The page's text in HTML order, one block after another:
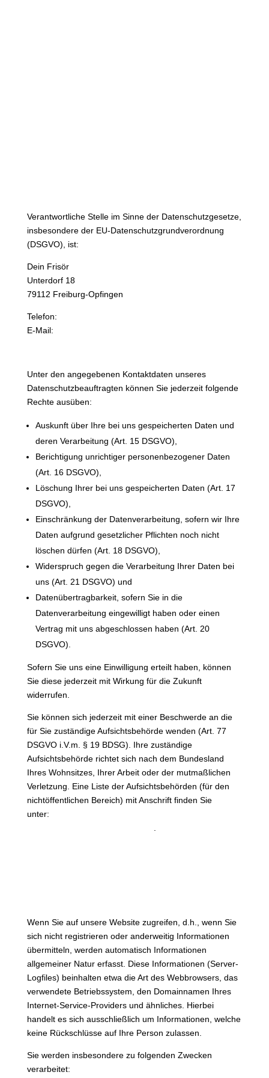
Verantwortliche Stelle im Sinne der Datenschutzgesetze,
insbesondere der EU-Datenschutzgrundverordnung
(DSGVO), ist:
Dein Frisör
Unterdorf 18
79112 Freiburg-Opfingen
Telefon:
E-Mail:
Unter den angegebenen Kontaktdaten unseres
Datenschutzbeauftragten können Sie jederzeit folgende
Rechte ausüben:
Auskunft über Ihre bei uns gespeicherten Daten und
deren Verarbeitung (Art. 15 DSGVO),
Berichtigung unrichtiger personenbezogener Daten
(Art. 16 DSGVO),
Löschung Ihrer bei uns gespeicherten Daten (Art. 17
DSGVO),
Einschränkung der Datenverarbeitung, sofern wir Ihre
Daten aufgrund gesetzlicher Pflichten noch nicht
löschen dürfen (Art. 18 DSGVO),
Widerspruch gegen die Verarbeitung Ihrer Daten bei
uns (Art. 21 DSGVO) und
Datenübertragbarkeit, sofern Sie in die
Datenverarbeitung eingewilligt haben oder einen
Vertrag mit uns abgeschlossen haben (Art. 20
DSGVO).
Sofern Sie uns eine Einwilligung erteilt haben, können
Sie diese jederzeit mit Wirkung für die Zukunft
widerrufen.
Sie können sich jederzeit mit einer Beschwerde an die
für Sie zuständige Aufsichtsbehörde wenden (Art. 77
DSGVO i.V.m. § 19 BDSG). Ihre zuständige
Aufsichtsbehörde richtet sich nach dem Bundesland
Ihres Wohnsitzes, Ihrer Arbeit oder der mutmaßlichen
Verletzung. Eine Liste der Aufsichtsbehörden (für den
nichtöffentlichen Bereich) mit Anschrift finden Sie
unter:
Wenn Sie auf unsere Website zugreifen, d.h., wenn Sie
sich nicht registrieren oder anderweitig Informationen
übermitteln, werden automatisch Informationen
allgemeiner Natur erfasst. Diese Informationen (Server-
Logfiles) beinhalten etwa die Art des Webbrowsers, das
verwendete Betriebssystem, den Domainnamen Ihres
Internet-Service-Providers und ähnliches. Hierbei
handelt es sich ausschließlich um Informationen, welche
keine Rückschlüsse auf Ihre Person zulassen.
Sie werden insbesondere zu folgenden Zwecken
verarbeitet: